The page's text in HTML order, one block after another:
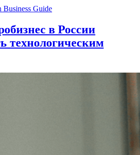
Business Guide
в России
технологическим